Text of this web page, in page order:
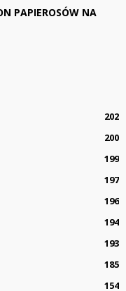
PAPIEROSÓW NA
202
200
199
197
196
194
193
185
154